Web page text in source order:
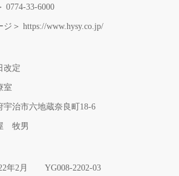
0774-33-6000
ジ＞ https://www.hysy.co.jp/
改定
室
宇治市六地蔵奈良町18-6
牧男
22年2月 YG008-2202-03